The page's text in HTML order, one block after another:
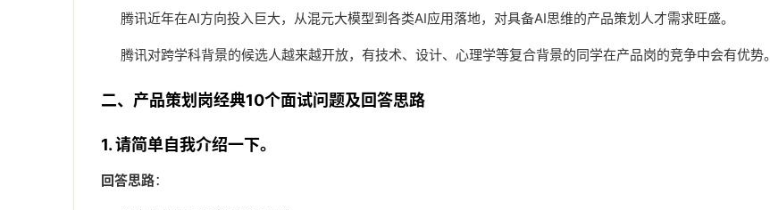
腾讯近年在AI方向投入巨大，从混元大模型到各类AI应用落地，对具备AI思维的产品策划人才需求旺盛。
腾讯对跨学科背景的候选人越来越开放，有技术、设计、心理学等复合背景的同学在产品岗的竞争中会有优势。
二、产品策划岗经典10个面试问题及回答思路
1. 请简单自我介绍一下。
回答思路：